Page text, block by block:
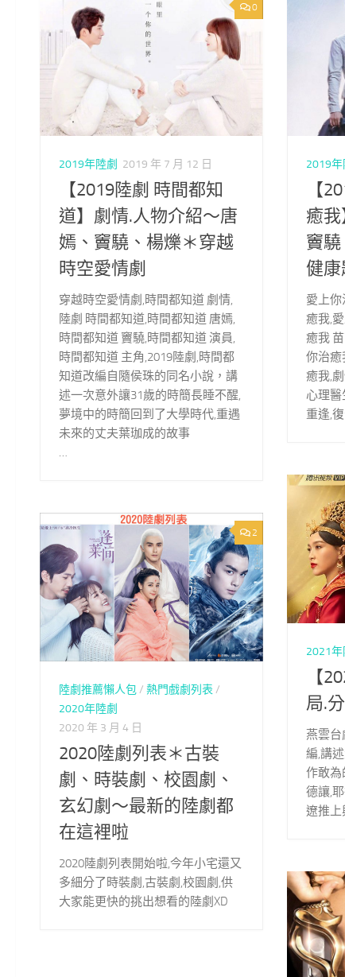
0
2019年陸劇 2019 年 7 月 12 日
【2019陸劇 時間都知
道】劇情.人物介紹～唐
嫣、竇驍、楊爍＊穿越
時空愛情劇
穿越時空愛情劇,時間都知道 劇情,
陸劇 時間都知道,時間都知道 唐嫣,
時間都知道 竇驍,時間都知道 演員,
時間都知道 主角,2019陸劇,時間都
知道改編自隨侯珠的同名小說，講
述一次意外讓31歲的時簡長睡不醒,
夢境中的時簡回到了大學時代,重遇
未來的丈夫葉珈成的故事
…
2019年
【
癒
竇
健康
愛上你
癒我,
癒我
你治癒
癒我,
心理醫
重逢,
2021年
【
局.
燕雲
編,講
作敢為
德讓,
遼推上
2
陸劇推薦懶人包/ 熱門戲劇列表 /
2020年陸劇
2020 年 3 月 4 日
2020陸劇列表＊古裝
劇、時裝劇、校園劇、
玄幻劇～最新的陸劇都
在這裡啦
2020陸劇列表開始啦,今年小宅還又
多細分了時裝劇,古裝劇,校園劇,供
大家能更快的挑出想看的陸劇XD